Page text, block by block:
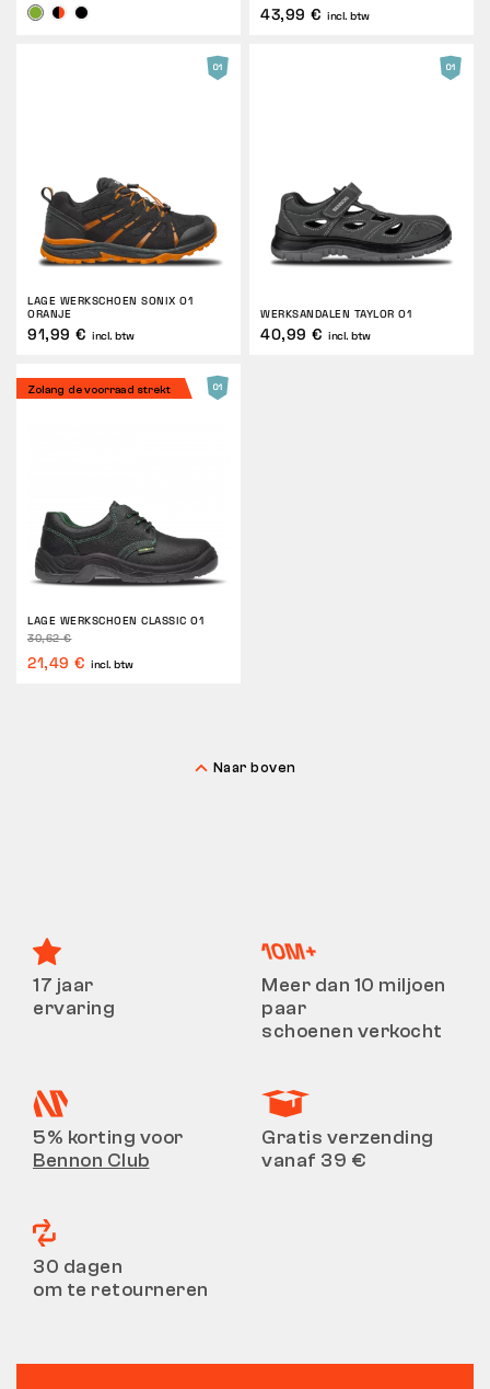
43,99 € incl. btw
LAGE WERKSCHOEN SONIX O1
ORANJE
91,99 € incl. btw
WERKSANDALEN TAYLOR O1
40,99 € incl. btw
Zolang de voorraad strekt
LAGE WERKSCHOEN CLASSIC O1
30,62 €
21,49 € incl. btw
Naar boven
17 jaar
ervaring
Meer dan 10 miljoen
paar
schoenen verkocht
5% korting voor
Bennon Club
Gratis verzending
vanaf 39 €
30 dagen
om te retourneren